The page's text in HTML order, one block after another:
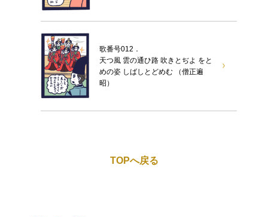
歌番号012．
天つ風 雲の通ひ路 吹きとぢよ をと
めの姿 しばしとどめむ （僧正遍
昭）
TOPへ戻る